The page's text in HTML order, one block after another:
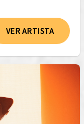
VER ARTISTA